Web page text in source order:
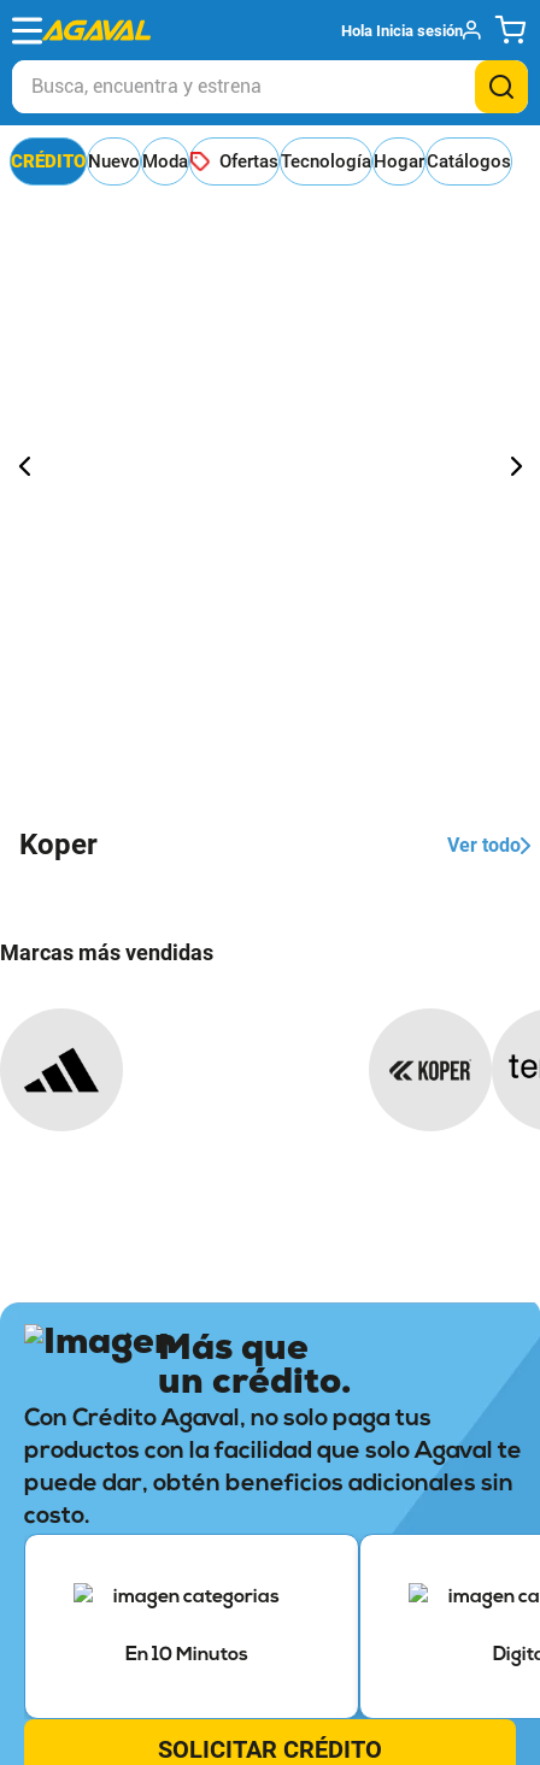
Hola Inicia sesión
Busca, encuentra y estrena
CRÉDITONuevoModa OfertasTecnologíaHogarCatálogos
Koper Ver todo
Marcas más vendidas
Más que
un crédito.
Con Crédito Agaval, no solo paga tus
productos con la facilidad que solo Agaval te
puede dar, obtén beneficios adicionales sin
costo.
En 10 Minutos
SOLICITAR CRÉDITO